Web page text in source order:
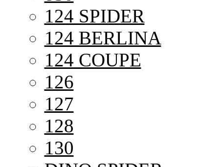
124 SPIDER
124 BERLINA
124 COUPE
126
127
128
130